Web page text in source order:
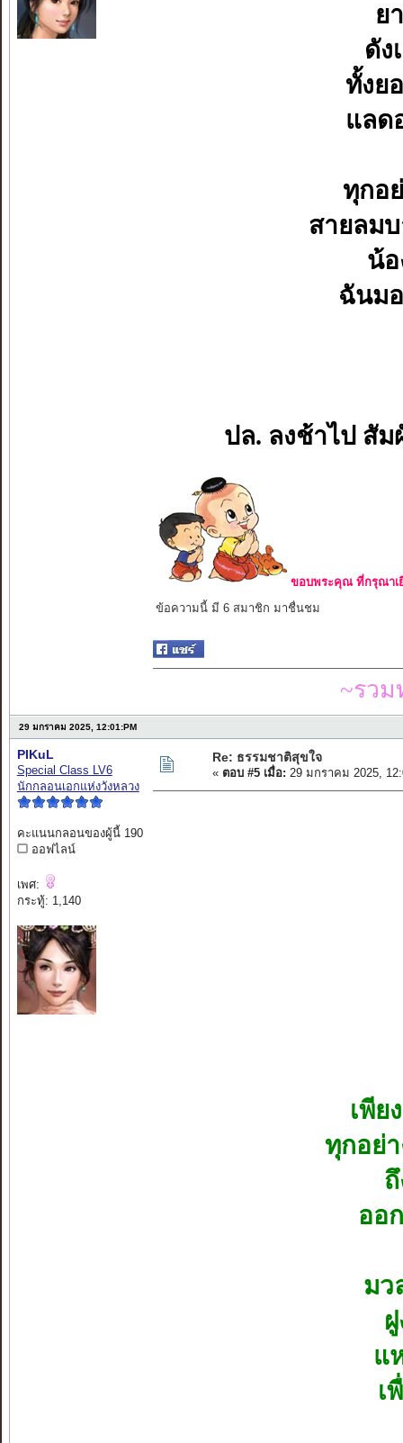
ย
ดัง
ทั้งย
แลด
ทุกอ
สายลม
น้
ฉันม
ปล. ลงช้าไป สั
ขอบพระคุณ ที่กรุณาเ
ข้อความนี้ มี 6 สมาชิก มาชื่นชม
~รวม
29 มกราคม 2025, 12:01:PM
PIKuL
Special Class LV6
นักกลอนเอกแห่งวังหลวง
คะแนนกลอนของผู้นี้ 190
ออฟไลน์
เพศ:
กระทู้: 1,140
Re: ธรรมชาติสุขใจ
« ตอบ #5 เมื่อ: 29 มกราคม 2025,
เพีย
ทุกอย่
ออ
มว
แ
เ